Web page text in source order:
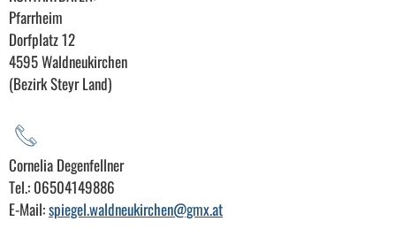
Pfarrheim
Dorfplatz 12
4595 Waldneukirchen
(Bezirk Steyr Land)
Cornelia Degenfellner
Tel.: 06504149886
E-Mail:spiegel.waldneukirchen@gmx.at